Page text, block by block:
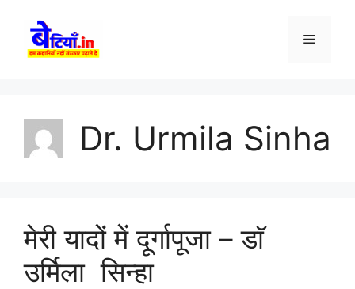
content
Menu
Dr. Urmila Sinha
मेरी यादों में दूर्गापूजा – डाॅ
उर्मिला सिन्हा